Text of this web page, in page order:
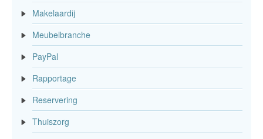
Makelaardij
Meubelbranche
PayPal
Rapportage
Reservering
Thuiszorg